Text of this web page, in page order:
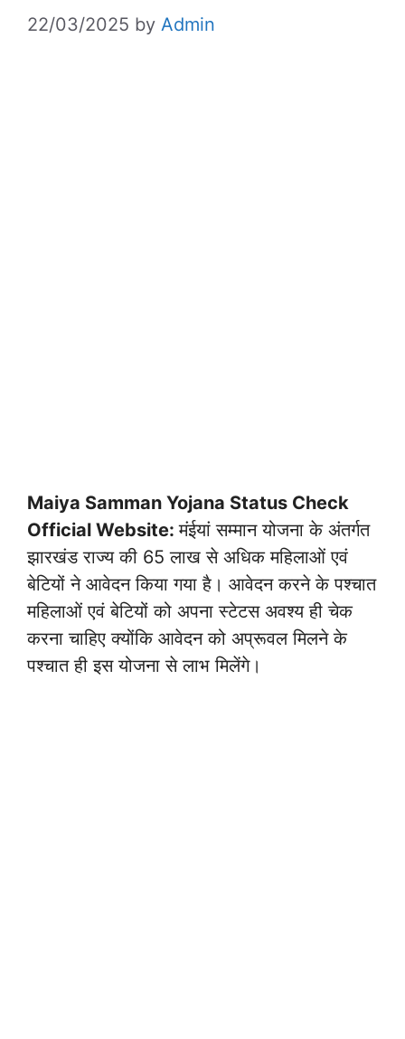
22/03/2025 by Admin
Maiya Samman Yojana Status Check
Official Website:मंईयां सम्मान योजना के अंतर्गत
झारखंड राज्य की 65 लाख से अधिक महिलाओं एवं
बेटियों ने आवेदन किया गया है। आवेदन करने के पश्चात
महिलाओं एवं बेटियों को अपना स्टेटस अवश्य ही चेक
करना चाहिए क्योंकि आवेदन को अप्रूवल मिलने के
पश्चात ही इस योजना से लाभ मिलेंगे।